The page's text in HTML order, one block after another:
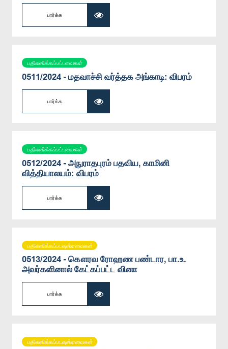
பார்க்க
பதிலளிக்கப்பட்டவைகள்
0511/2024 - மதவாச்சி வர்த்தக அங்காடி: விபரம்
பார்க்க
பதிலளிக்கப்பட்டவைகள்
0512/2024 - அநுராதபுரம் பதவிய, காமினி
வித்தியாலயம்: விபரம்
பார்க்க
பதிலளிக்கப்படவுள்ளவைகள்
0513/2024 - கௌரவ ரோஹண பண்டார, பா.உ.
அவர்களினால் கேட்கப்பட்ட வினா
பார்க்க
பதிலளிக்கப்படவுள்ளவைகள்